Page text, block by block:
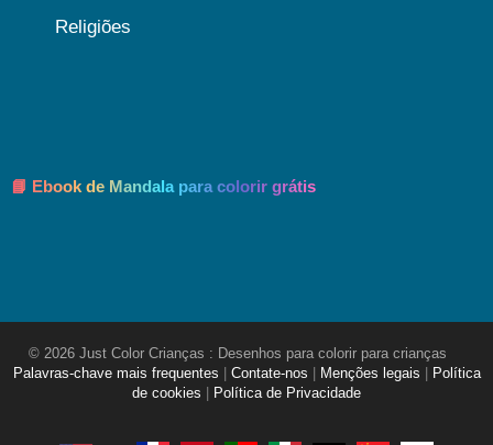
Religiões
📘 Ebook de Mandala para colorir grátis
© 2026 Just Color Crianças : Desenhos para colorir para crianças
Palavras-chave mais frequentes
Contate-nos Menções legais
Política
de cookies
Política de Privacidade